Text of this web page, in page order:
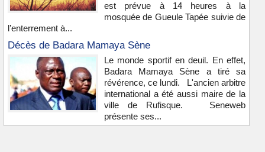
est prévue à 14 heures à la
mosquée de Gueule Tapée suivie de
l’enterrement à...
Décès de Badara Mamaya Sène
Le monde sportif en deuil. En effet,
Badara Mamaya Sène a tiré sa
révérence, ce lundi. L'ancien arbitre
international a été aussi maire de la
ville de Rufisque. Seneweb
présente ses...